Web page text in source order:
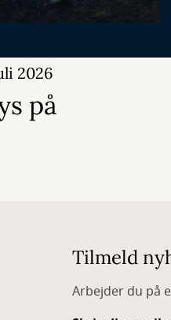
2026
på
Tilmeld
Arbejder du på